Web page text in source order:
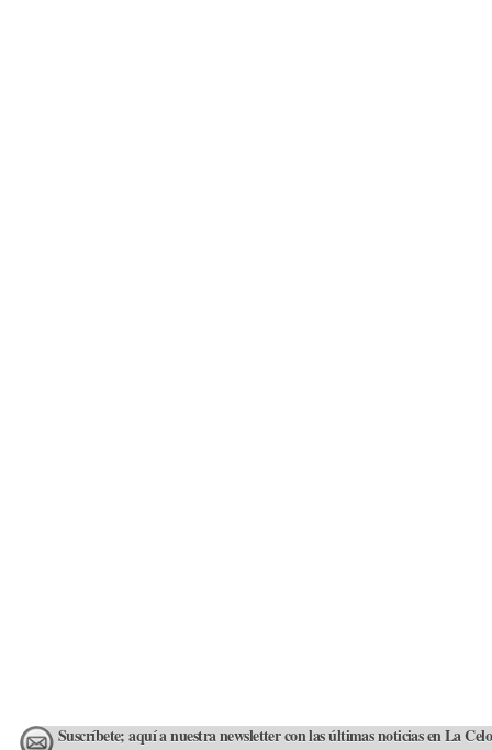
Suscríbete; aquí a nuestra newsletter con las últimas noticias en La